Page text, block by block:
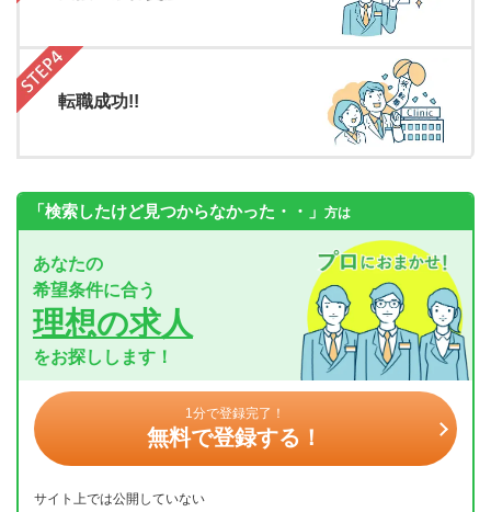
転職成功!!
「検索したけど見つからなかった・・」 方は
あなたの
希望条件に合う
理想の求人
をお探しします！
1分で登録完了！
無料で登録する！
サイト上では公開していない